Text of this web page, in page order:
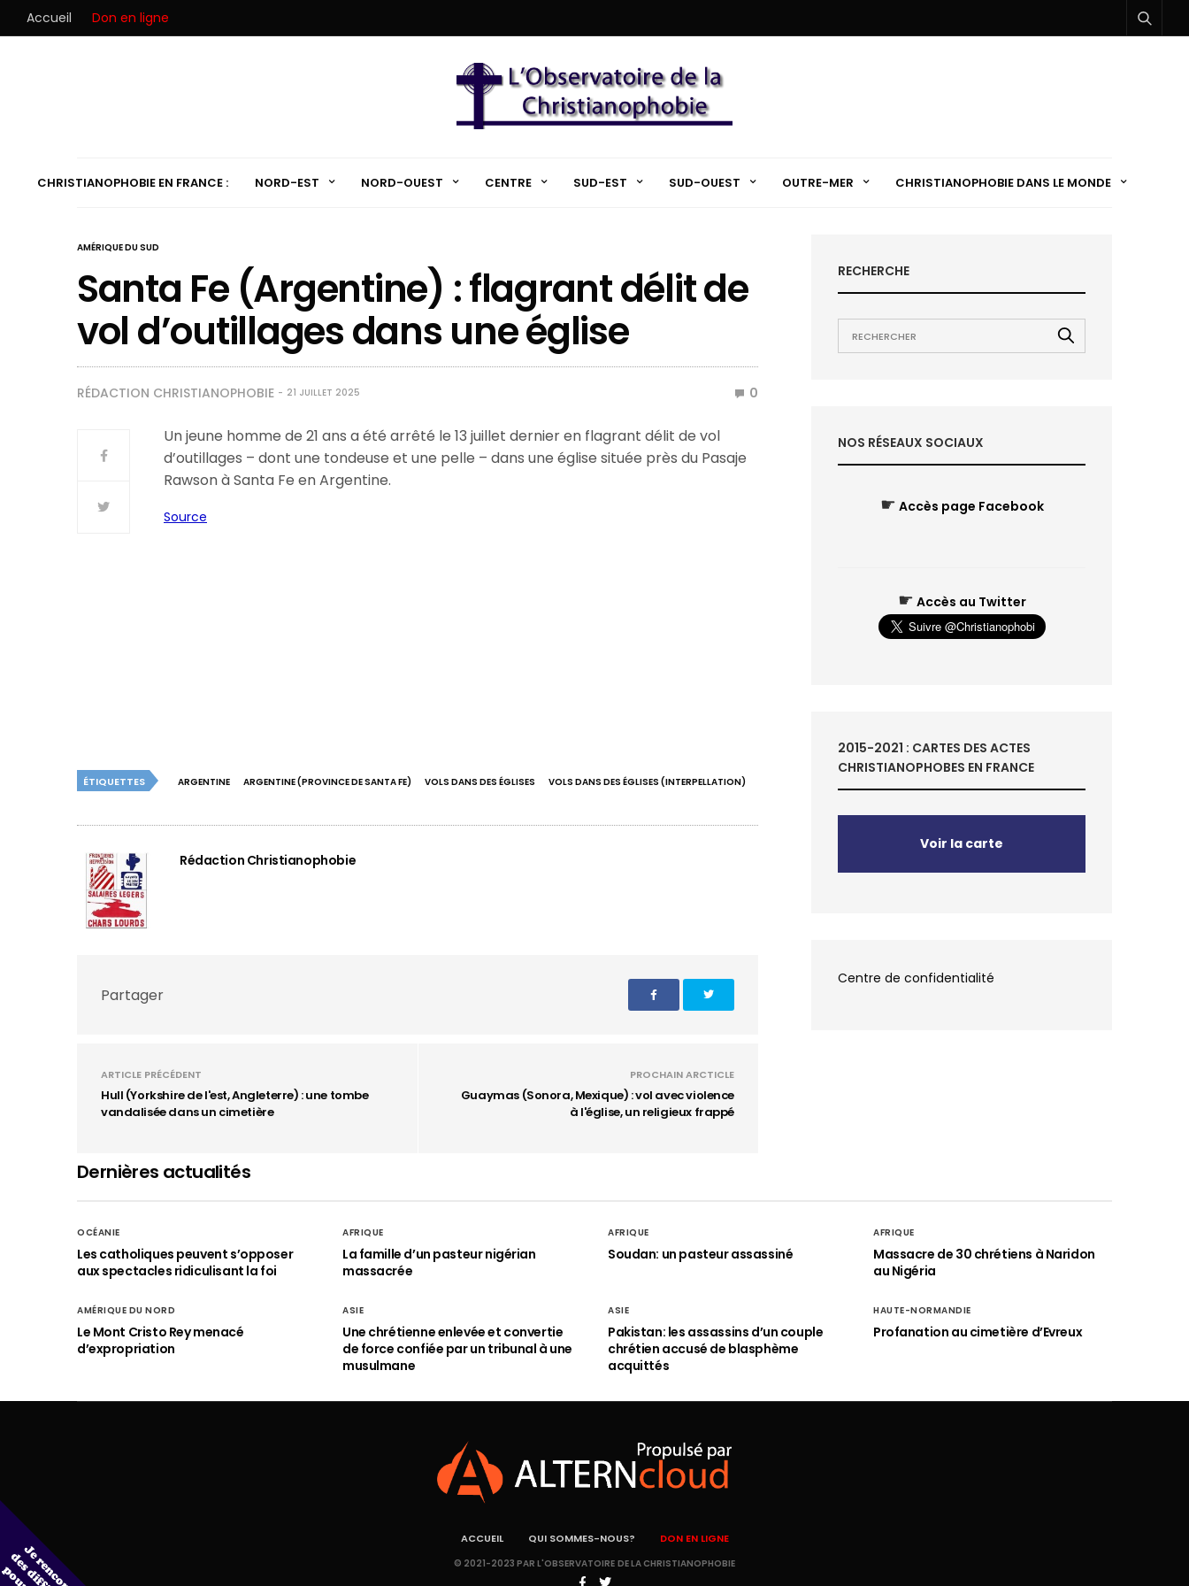
Accueil Don en ligne
CHRISTIANOPHOBIE EN FRANCE : NORD-EST NORD-OUEST CENTRE SUD-EST SUD-OUEST OUTRE-MER CHRISTIANOPHOBIE DANS LE MONDE
AMÉRIQUE DU SUD
Santa Fe (Argentine) : flagrant délit de
vol d’outillages dans une église
RÉDACTION CHRISTIANOPHOBIE 21 JUILLET 2025 0
Un jeune homme de 21 ans a été arrêté le 13 juillet dernier en flagrant délit de vol
d’outillages – dont une tondeuse et une pelle – dans une église située près du Pasaje
Rawson à Santa Fe en Argentine.
Source
ÉTIQUETTES ARGENTINE ARGENTINE (PROVINCE DE SANTA FE) VOLS DANS DES ÉGLISES VOLS DANS DES ÉGLISES (INTERPELLATION)
Rédaction Christianophobie
Partager
ARTICLE PRÉCÉDENT
Hull (Yorkshire de l'est, Angleterre) : une tombe
vandalisée dans un cimetière
PROCHAIN ARCTICLE
Guaymas (Sonora, Mexique) : vol avec violence
à l'église, un religieux frappé
RECHERCHE
NOS RÉSEAUX SOCIAUX
☛ Accès page Facebook
☛ Accès au Twitter
2015-2021 : CARTES DES ACTES
CHRISTIANOPHOBES EN FRANCE
Voir la carte
Centre de confidentialité
Dernières actualités
OCÉANIE
Les catholiques peuvent s’opposer
aux spectacles ridiculisant la foi
AFRIQUE
La famille d’un pasteur nigérian
massacrée
AFRIQUE
Soudan: un pasteur assassiné
AFRIQUE
Massacre de 30 chrétiens à Naridon
au Nigéria
AMÉRIQUE DU NORD
Le Mont Cristo Rey menacé
d’expropriation
ASIE
Une chrétienne enlevée et convertie
de force confiée par un tribunal à une
musulmane
ASIE
Pakistan: les assassins d’un couple
chrétien accusé de blasphème
acquittés
HAUTE-NORMANDIE
Profanation au cimetière d’Evreux
ACCUEIL QUI SOMMES-NOUS? DON EN LIGNE
© 2021-2023 PAR L'OBSERVATOIRE DE LA CHRISTIANOPHOBIE